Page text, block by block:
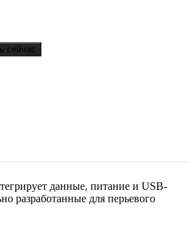
сейчас
данные, питание и USB-
разработанные для перьевого